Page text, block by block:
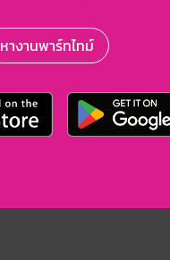
หางานพาร์ทไทม์